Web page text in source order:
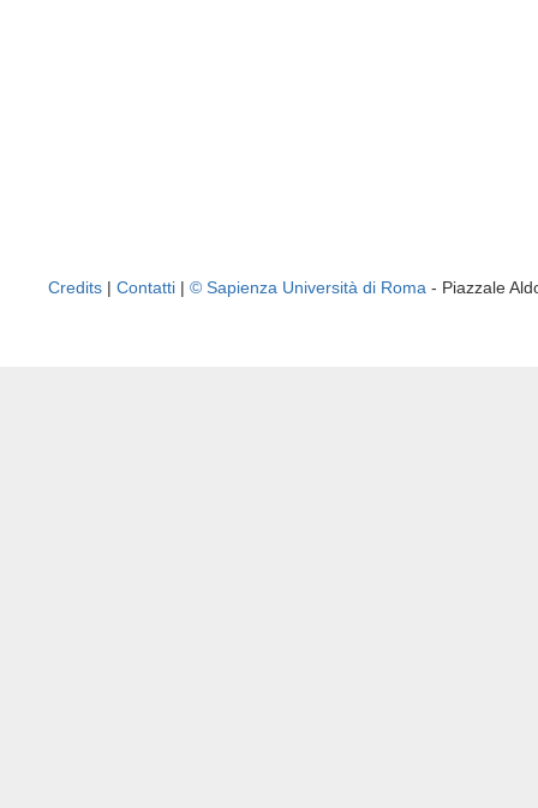
Credits | Contatti | © Sapienza Università di Roma - Piazzale